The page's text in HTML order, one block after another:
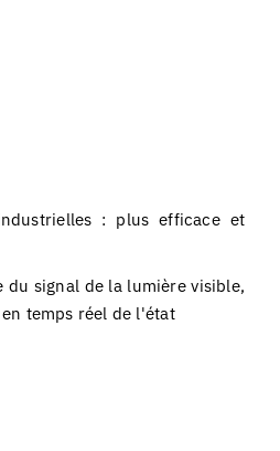
: plus efficace et
du signal de la lumière visible,
temps réel de l'état